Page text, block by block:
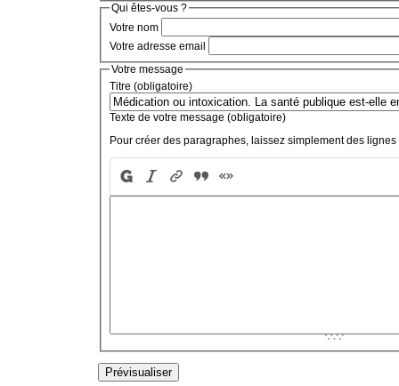
Qui êtes-vous ?
Votre nom
Votre adresse email
Votre message
Titre (obligatoire)
Texte de votre message (obligatoire)
Pour créer des paragraphes, laissez simplement des lignes